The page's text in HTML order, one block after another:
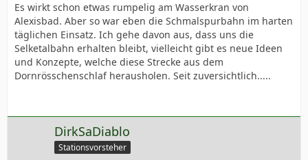
Es wirkt schon etwas rumpelig am Wasserkran von
Alexisbad. Aber so war eben die Schmalspurbahn im harten
täglichen Einsatz. Ich gehe davon aus, dass uns die
Selketalbahn erhalten bleibt, vielleicht gibt es neue Ideen
und Konzepte, welche diese Strecke aus dem
Dornrösschenschlaf herausholen. Seit zuversichtlich.....
DirkSaDiablo
Stationsvorsteher